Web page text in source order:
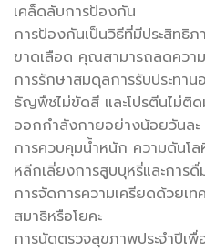
เคล็ดลับการป้องกัน
การป้องกันเป็นวิธีที่มีประสิทธิ
ขาดเลือด คุณสามารถลดควา
การรักษาสมดุลการรับประทา
ธัญพืชไม่ขัดสี และโปรตีนไม่ติ
ออกกำลังกายอย่างน้อยวันล
การควบคุมน้ำหนัก ความดันโล
หลีกเลี่ยงการสูบบุหรี่และการ
การจัดการความเครียดด้วยเ
สมาธิหรือโยคะ
การนัดตรวจสุขภาพประจำปีเพื่